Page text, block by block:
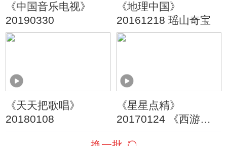
《中国音乐电视》
20190330
《地理中国》
20161218 瑶山奇宝
《天天把歌唱》
20180108
《星星点精》
20170124 《西游